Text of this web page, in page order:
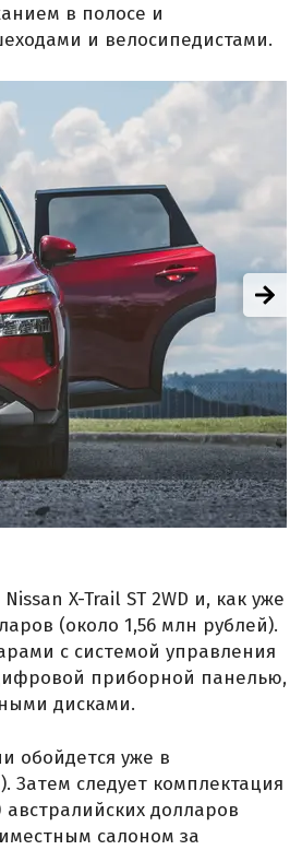
в полосе и
и велосипедистами.
X-Trail ST 2WD и, как уже
(около 1,56 млн рублей).
с системой управления
приборной панелью,
дисками.
обойдется уже в
Затем следует комплектация
австралийских долларов
салоном за